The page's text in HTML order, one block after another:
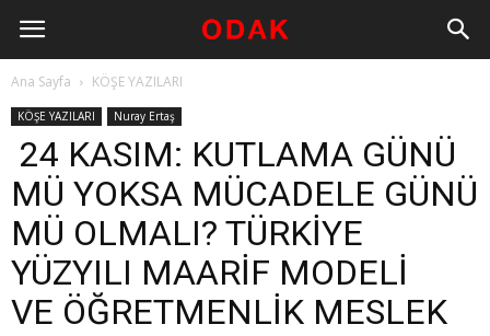
Ana Sayfa KÖŞE YAZILARI
KÖŞE YAZILARI Nuray Ertaş
24 KASIM: KUTLAMA GÜNÜ
MÜ YOKSA MÜCADELE GÜNÜ
MÜ OLMALI? TÜRKİYE
YÜZYILI MAARİF MODELİ
VE ÖĞRETMENLİK MESLEK